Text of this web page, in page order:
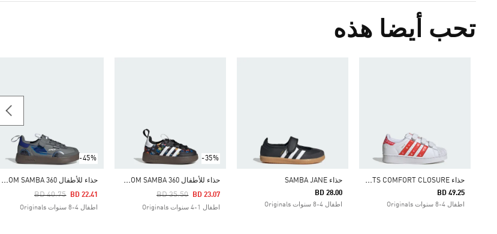
تحب أيضا هذه
ح
ذاء ADIDAS DISNEY SUPERSTAR LED LIGHTS COMFORT CLOSURE
BD 49.25
اطفال 4-8 سنوات Originals
حذاء SAMBA JANE
BD 28.00
اطفال 4-8 سنوات Originals
-35%
ح
ذاء للأطفال ADIDAS DISNEY ADIFOM SAMBA 360
Price Reduced From
BD 35.50
To BD 23.07
اطفال 1-4 سنوات Originals
-45%
ح
ذاء للأطفال ADIDAS PIXAR CARS ADIFOM SAMBA 360
Price Reduced From
BD 40.75
To BD 22.41
اطفال 4-8 سنوات Originals